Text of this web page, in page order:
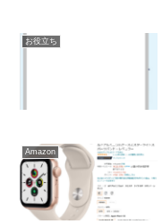
お役立ち
Amazon